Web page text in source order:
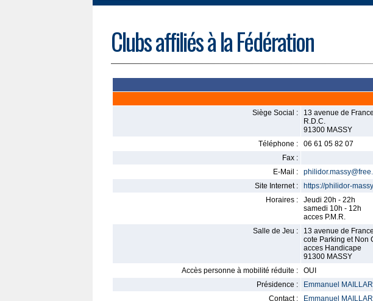
Clubs affiliés à la Fédération
Siège Social :
13 avenue de France
R.D.C.
91300 MASSY
Téléphone :
06 61 05 82 07
Fax :
E-Mail :
Site Internet :
https://philidor-
Horaires :
Jeudi 20h - 22h
samedi 10h - 12h
acces P.M.R.
Salle de Jeu :
13 avenue de
cote Parking et Non
acces Handicape
91300 MASSY
Accès personne à mobilité réduite :
OUI
Présidence :
Emmanuel
Contact :
Emmanuel